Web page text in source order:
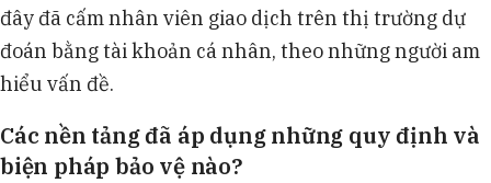
đây đã cấm nhân viên giao dịch trên thị trường dự
đoán bằng tài khoản cá nhân, theo những người am
hiểu vấn đề.
Các nền tảng đã áp dụng những quy định và
biện pháp bảo vệ nào?